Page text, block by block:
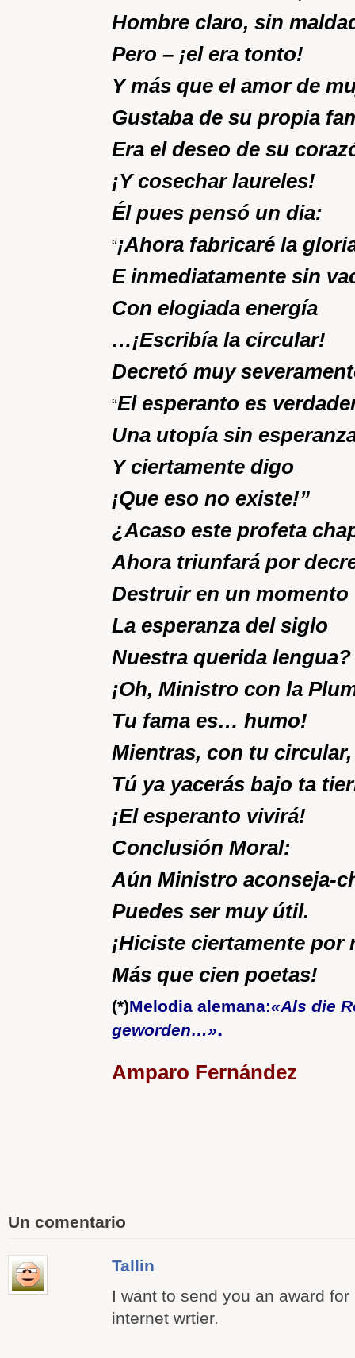
Hombre claro, sin
Pero – ¡el era tonto!
Y más que el amor de
Gustaba de su propia
Era el deseo de su
¡Y cosechar laureles!
Él pues pensó un dia:
“¡Ahora fabricaré la
E inmediatamente sin
Con elogiada energía
…¡Escribía la circular!
Decretó muy
“El esperanto es
Una utopía sin
Y ciertamente digo
¡Que eso no existe!”
¿Acaso este profeta
Ahora triunfará por
Destruir en un momento
La esperanza del siglo
Nuestra querida lengua?
¡Oh, Ministro con la
Tu fama es… humo!
Mientras, con tu circular,
Tú ya yacerás bajo ta
¡El esperanto vivirá!
Conclusión Moral:
Aún Ministro aconseja-
Puedes ser muy útil.
¡Hiciste ciertamente por
Más que cien poetas!
(*)Melodia alemana:«Als die
geworden…».
Amparo Fernández
Un comentario
Tallin
I want to send you an award
internet wrtier.